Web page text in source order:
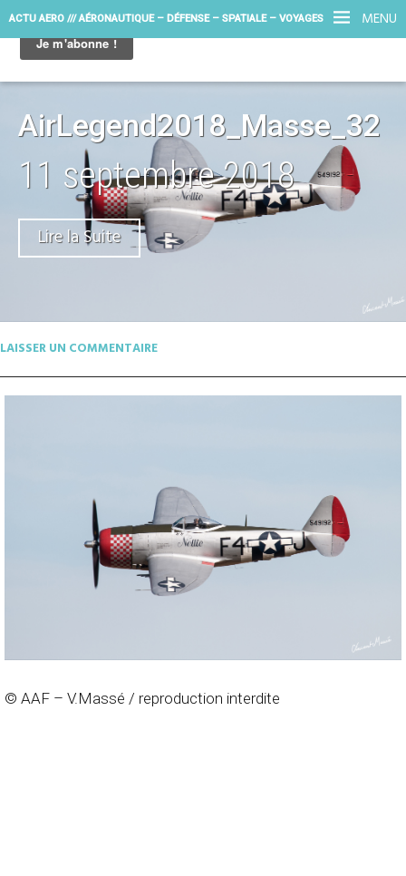
MENU
ACTU AERO /// AÉRONAUTIQUE – DÉFENSE – SPATIALE – VOYAGES
AirLegend2018_Masse_32
11 septembre 2018
Lire la Suite
LAISSER UN COMMENTAIRE
© AAF – V.Massé / reproduction interdite